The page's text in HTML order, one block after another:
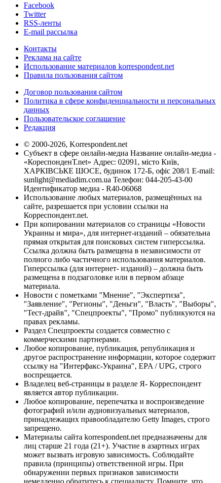
Facebook
Twitter
RSS-ленты
E-mail рассылка
Контакты
Реклама на сайте
Использование материалов korrespondent.net
Правила пользования сайтом
Договор пользования сайтом
Политика в сфере конфиденциальности и персональных
данных
Пользовательское соглашение
Редакция
© 2000-2026, Korrespondent.net
Субъект в сфере онлайн-медиа Название онлайн-медиа -
«КореспонденТ.net» Адрес: 02091, місто Київ,
ХАРКІВСЬКЕ ШОСЕ, будинок 172-Б, офіс 208/1 E-mail:
sunlight@mediadim.com.ua Телефон: 044-205-43-00
Идентификатор медиа - R40-06068
Использование любых материалов, размещённых на
сайте, разрешается при условии ссылки на
Корреспондент.net.
При копировании материалов со страницы «Новости
Украины и мира», для интернет-изданий – обязательна
прямая открытая для поисковых систем гиперссылка.
Ссылка должна быть размещена в независимости от
полного либо частичного использования материалов.
Гиперссылка (для интернет- изданий) – должна быть
размещена в подзаголовке или в первом абзаце
материала.
Новости с пометками "Мнение", "Экспертиза",
"Заявление", "Регионы", "Деньги", "Власть", "Выборы",
"Тест-драйв", "Спецпроекты", "Промо" публикуются на
правах рекламы.
Раздел Спецпроекты создается совместно с
коммерческими партнерами.
Любое копирование, публикация, републикация и
другое распространение информации, которое содержит
ссылку на "Интерфакс-Украина", EPA / UPG, строго
воспрещается.
Владелец веб-страницы в разделе Я- Корреспондент
является автор публикации.
Любое копирование, перепечатка и воспроизведение
фотографий и/или аудиовизуальных материалов,
принадлежащих правообладателю Getty Images, строго
запрещено.
Материалы сайта korrespondent.net предназначены для
лиц старше 21 года (21+). Участие в азартных играх
может вызвать игровую зависимость. Соблюдайте
правила (принципы) ответственной игры. При
обнаружении первых признаков зависимости
немедленно обратитесь к специалисту. Помните, что